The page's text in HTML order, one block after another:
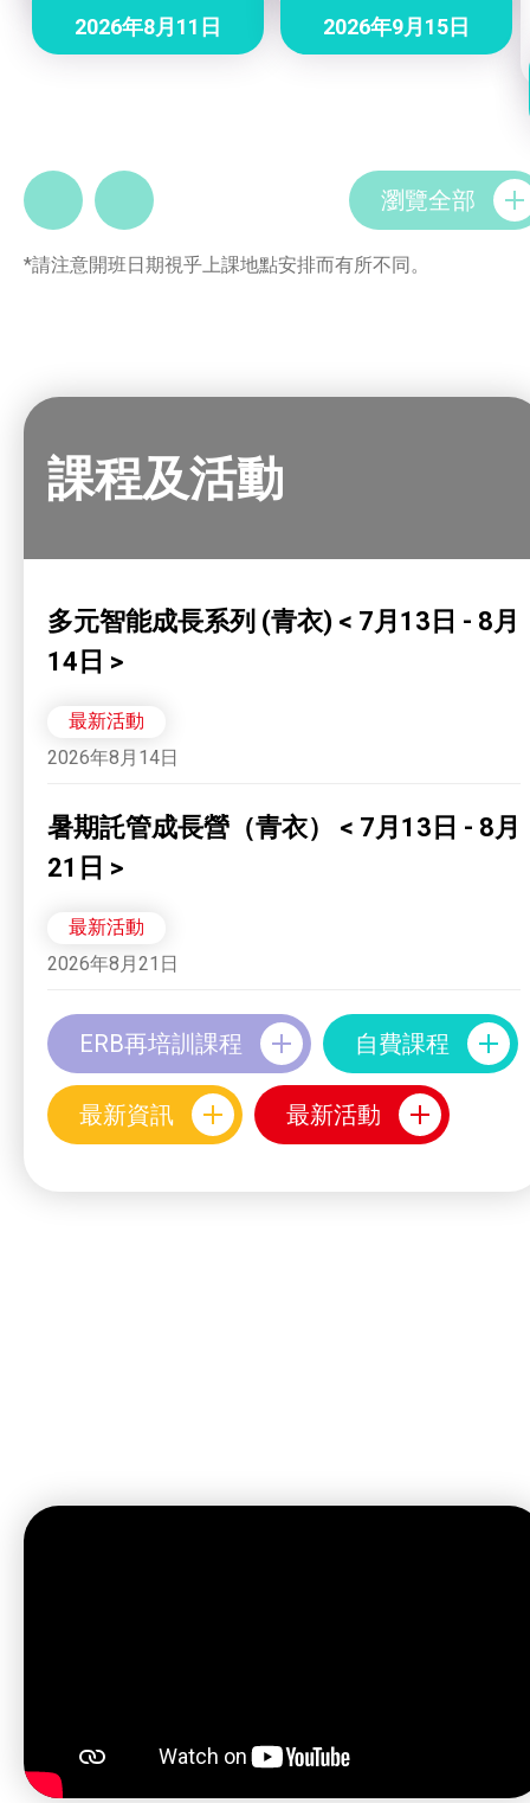
2026年8月11日 2026年9月15日
瀏覽全部
*請注意開班日期視乎上課地點安排而有所不同。
課程及活動
多元智能成長系列 (青衣) < 7月13日 - 8月
14日 >
最新活動
2026年8月14日
暑期託管成長營（青衣） < 7月13日 - 8月
21日 >
最新活動
2026年8月21日
ERB再培訓課程 自費課程
最新資訊 最新活動